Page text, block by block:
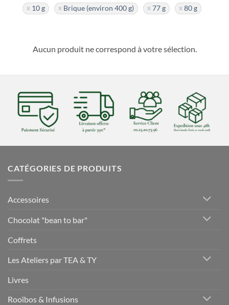
10 g Brique (environ 400 g) 77 g 80 g
Aucun produit ne correspond à votre sélection.
CATÉGORIES DE PRODUITS
Accessoires
Chocolat "bean to bar"
Coffrets
Les Ateliers par TEA & TY
Livres
Rooïbos & Infusions